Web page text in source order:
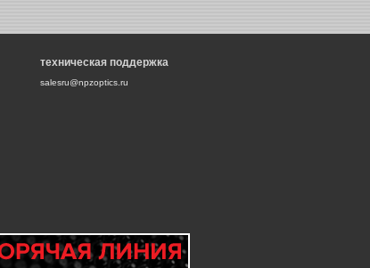
техническая поддержка
salesru@npzoptics.ru